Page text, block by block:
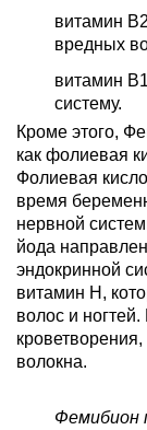
витамин
вредных
витамин
систему.
Кроме этого,
как фолиевая
Фолиевая
время
нервной
йода
эндокринной
витамин Н,
волос и
волокна.
Фемибион